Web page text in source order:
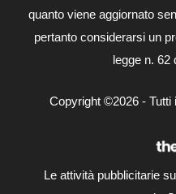
quanto viene aggiornato
pertanto considerarsi un
legge n. 62
Copyright ©2026 - Tutti
Le attività pubblicitarie